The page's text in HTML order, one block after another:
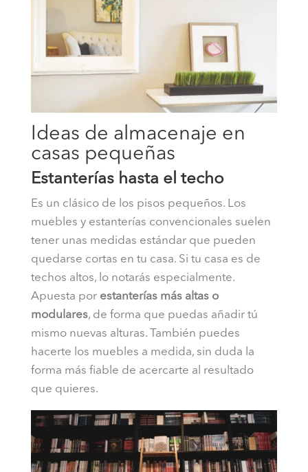
Ideas de almacenaje en
casas pequeñas
Estanterías hasta el techo
Es un clásico de los pisos pequeños. Los
muebles y estanterías convencionales suelen
tener unas medidas estándar que pueden
quedarse cortas en tu casa. Si tu casa es de
techos altos, lo notarás especialmente.
Apuesta porestanterías más altas o
modulares, de forma que puedas añadir tú
mismo nuevas alturas. También puedes
hacerte los muebles a medida, sin duda la
forma más fiable de acercarte al resultado
que quieres.